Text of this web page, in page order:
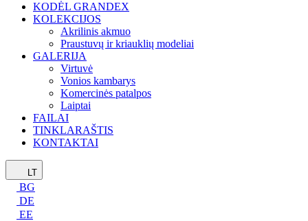
KODĖL GRANDEX
KOLEKCIJOS
Akrilinis akmuo
Praustuvų ir kriauklių modeliai
GALERIJA
Virtuvė
Vonios kambarys
Komercinės patalpos
Laiptai
FAILAI
TINKLARAŠTIS
KONTAKTAI
LT
BG
DE
EE